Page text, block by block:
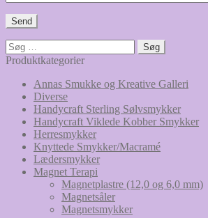
Søg
efter:
Produktkategorier
Annas Smukke og Kreative Galleri
Diverse
Handycraft Sterling Sølvsmykker
Handycraft Viklede Kobber Smykker
Herresmykker
Knyttede Smykker/Macramé
Lædersmykker
Magnet Terapi
Magnetplastre (12,0 og 6,0 mm)
Magnetsåler
Magnetsmykker